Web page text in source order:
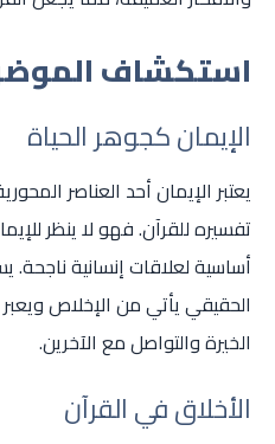
استكشاف
الإيمان كجوهر الحياة
يعتبر الإيمان أحد العناصر
تفسيره للقرآن. فهو لا ينظر
أساسية لعلاقات إنسانية
الحقيقي يأتي من الإخلاص
الخيرة والتواصل مع الآخرين.
الأخلاق في القرآن